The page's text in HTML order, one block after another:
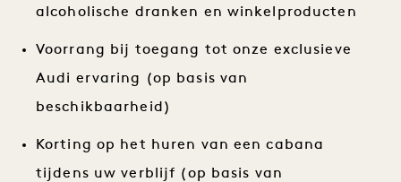
alcoholische dranken en winkelproducten
Voorrang bij toegang tot onze exclusieve
Audi ervaring (op basis van
beschikbaarheid)
Korting op het huren van een cabana
tijdens uw verblijf (op basis van